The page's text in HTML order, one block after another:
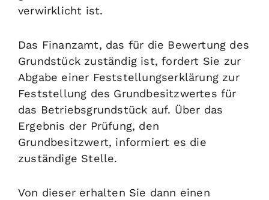
verwirklicht ist.
Das Finanzamt, das für die Bewertung des
Grundstück zuständig ist, fordert Sie zur
Abgabe einer Feststellungserklärung zur
Feststellung des Grundbesitzwertes für
das Betriebsgrundstück auf. Über das
Ergebnis der Prüfung, den
Grundbesitzwert, informiert es die
zuständige Stelle.
Von dieser erhalten Sie dann einen